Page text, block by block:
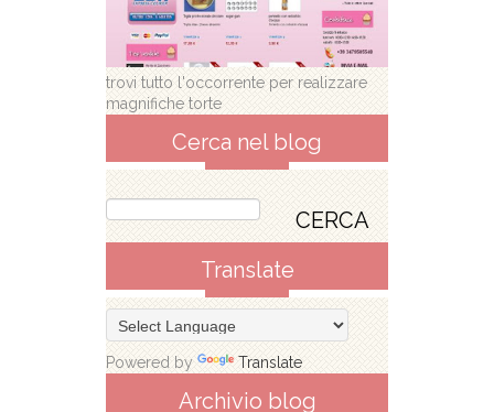
trovi tutto l'occorrente per realizzare
magnifiche torte
Cerca nel blog
Translate
Powered by Translate
Archivio blog